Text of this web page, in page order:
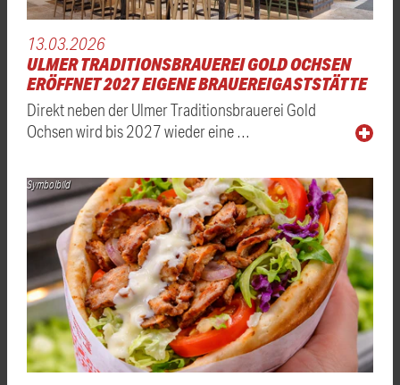
13.03.2026
ULMER TRADITIONSBRAUEREI GOLD OCHSEN
ERÖFFNET 2027 EIGENE BRAUEREIGASTSTÄTTE
Direkt neben der Ulmer Traditionsbrauerei Gold
Ochsen wird bis 2027 wieder eine …
Symbolbild